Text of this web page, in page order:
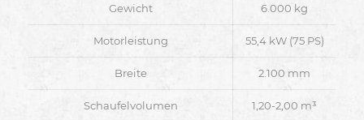
Gewicht 6.000 kg
Motorleistung 55,4 kW (75 PS)
Breite 2.100 mm
Schaufelvolumen 1,20-2,00 m³